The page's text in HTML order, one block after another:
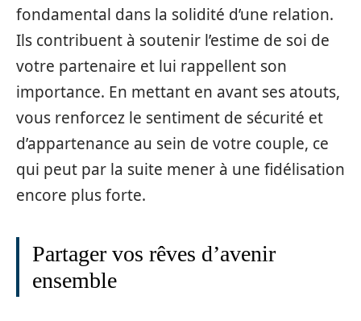
fondamental dans la solidité d’une relation.
Ils contribuent à soutenir l’estime de soi de
votre partenaire et lui rappellent son
importance. En mettant en avant ses atouts,
vous renforcez le sentiment de sécurité et
d’appartenance au sein de votre couple, ce
qui peut par la suite mener à une fidélisation
encore plus forte.
Partager vos rêves d’avenir
ensemble